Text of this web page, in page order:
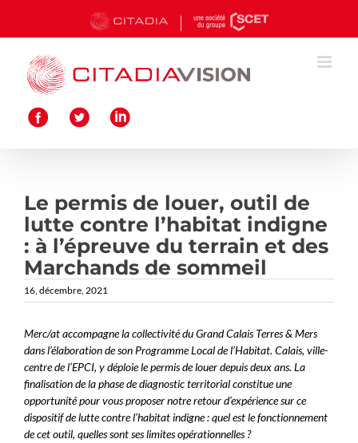
contenu
Le permis de louer, outil de
lutte contre l’habitat indigne
: à l’épreuve du terrain et des
Marchands de sommeil
16, décembre, 2021
Merc/at accompagne la collectivité du GrandCalais Terres & Mers
dans l’élaboration de son Programme Local de l’Habitat. Calais, ville-
centre de l’EPCI, y déploie le permis de louer depuis deux ans. La
finalisation de la phase de diagnostic territorial constitue une
opportunité pour vous proposer notre retour d’expérience sur ce
dispositif de lutte contre l’habitat indigne : quel est le fonctionnement
de cet outil, quelles sont ses limites opérationnelles ?